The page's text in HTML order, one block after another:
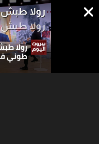
رولا طبش
رولا طبش